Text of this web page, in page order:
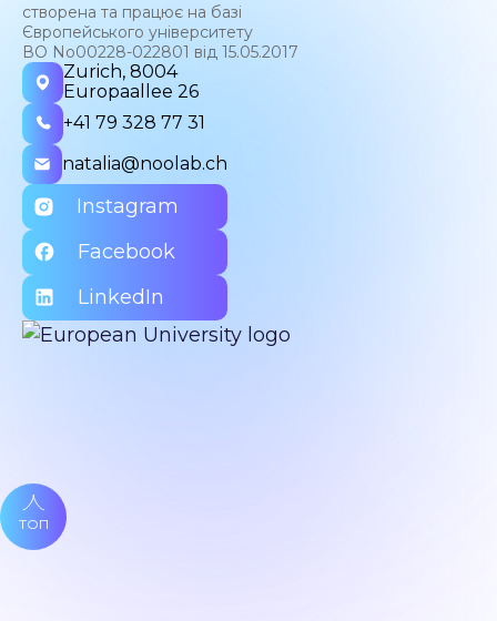
створена та працює на базі
Європейського університету
ВО No00228-022801 від 15.05.2017
Zurich, 8004
Europaallee 26
+41 79 328 77 31
natalia@noolab.ch
Instagram
Facebook
LinkedIn
ТОП